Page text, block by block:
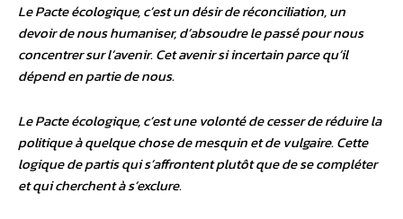
Le Pacte écologique, c’est un désir de réconciliation, un
devoir de nous humaniser, d’absoudre le passé pour nous
concentrer sur l’avenir. Cet avenir si incertain parce qu’il
dépend en partie de nous.
Le Pacte écologique, c’est une volonté de cesser de réduire la
politique à quelque chose de mesquin et de vulgaire. Cette
logique de partis qui s’affrontent plutôt que de se compléter
et qui cherchent à s’exclure.